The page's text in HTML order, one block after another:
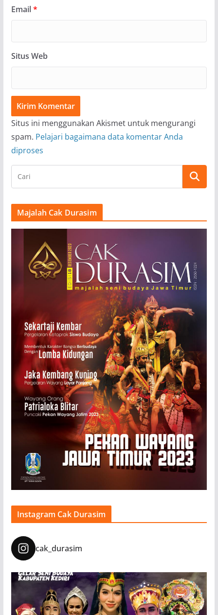
Email*
Situs Web
Situs ini menggunakan Akismet untuk mengurangi
spam. Pelajari bagaimana data komentar Anda
diproses
Majalah Cak Durasim
Instagram Cak Durasim
cak_durasim